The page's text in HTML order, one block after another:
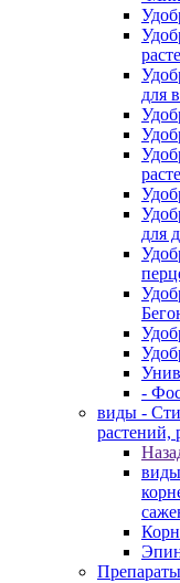
для
для
-
виды -
растений,